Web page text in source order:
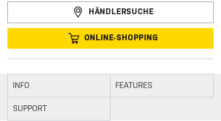
HÄNDLERSUCHE
ONLINE-SHOPPING
INFO FEATURES
SUPPORT